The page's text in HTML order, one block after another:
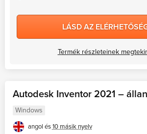
LÁSD AZ
Termék részleteinek
Autodesk Inventor 2021 –
Windows
angol és10 másik nyelv